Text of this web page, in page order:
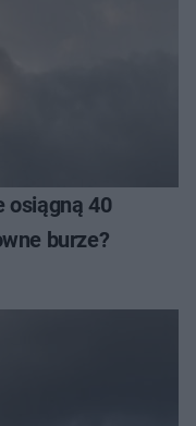
osiągną 40
burze?